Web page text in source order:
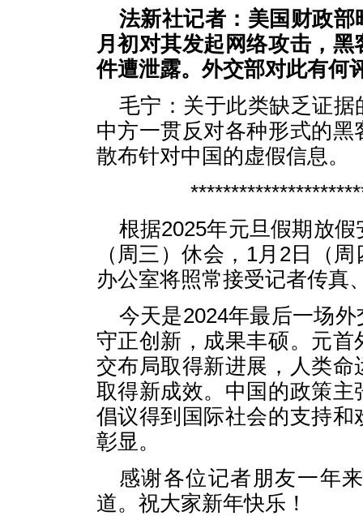
法新社记者：美国财政
月初对其发起网络攻击，
件遭泄露。外交部对此有何
毛宁：关于此类缺乏证
中方一贯反对各种形式的
散布针对中国的虚假信息。
根据2025年元旦假期放
（周三）休会，1月2日（
办公室将照常接受记者传真
今天是2024年最后一场
守正创新，成果丰硕。元
交布局取得新进展，人类
取得新成效。中国的政策
倡议得到国际社会的支持
彰显。
感谢各位记者朋友一年
道。祝大家新年快乐！